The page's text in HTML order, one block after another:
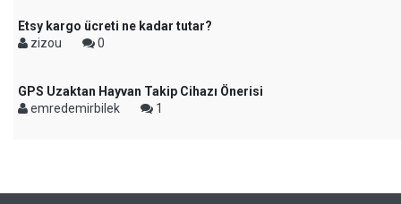
Etsy kargo ücreti ne kadar tutar?
zizou
0
GPS Uzaktan Hayvan Takip Cihazı Önerisi
emredemirbilek
1